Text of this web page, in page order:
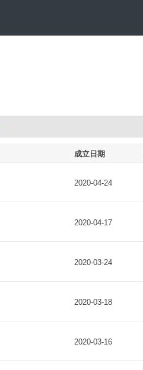
成立日期
2020-04-24
2020-04-17
2020-03-24
2020-03-18
2020-03-16